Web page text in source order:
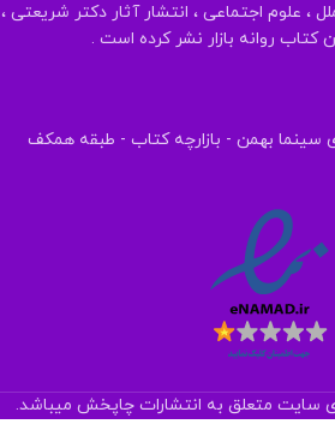
، علوم اجتماعی ، انتشار آثار دکتر شریعتی ،
سینما بهمن - بازارچه کتاب - طبقه همکف
سایت متعلق به انتشارات چاپخش میباشد.